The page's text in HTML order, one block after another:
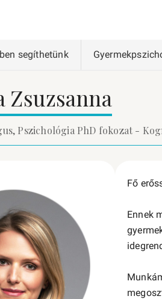
segíthetünk
Zsuzsanna
Pszichológia PhD fokozat -
Fő
Ennek